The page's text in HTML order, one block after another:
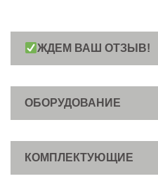
ЖДЕМ ВАШ ОТЗЫВ!
ОБОРУДОВАНИЕ
КОМПЛЕКТУЮЩИЕ